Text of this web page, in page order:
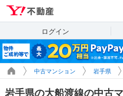
ログイン
中古マンション 岩手県
岩手県の大船渡線の中古